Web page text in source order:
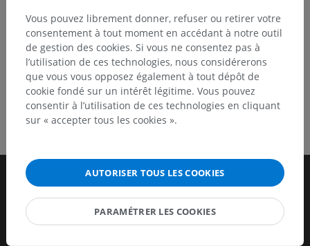
INFORMATIONS
ISBN 978-1847537768
Vous pouvez librement donner, refuser ou retirer votre
consentement à tout moment en accédant à notre outil
de gestion des cookies. Si vous ne consentez pas à
l’utilisation de ces technologies, nous considérerons
que vous vous opposez également à tout dépôt de
cookie fondé sur un intérêt légitime. Vous pouvez
consentir à l’utilisation de ces technologies en cliquant
sur « accepter tous les cookies ».
AUTORISER TOUS LES COOKIES
PARAMÉTRER LES COOKIES